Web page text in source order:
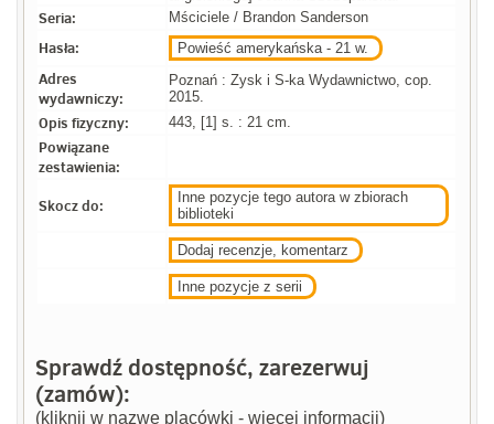
Seria: Mściciele / Brandon Sanderson
Hasła: Powieść amerykańska - 21 w.
Adres
wydawniczy:
Poznań : Zysk i S-ka Wydawnictwo, cop.
2015.
Opis fizyczny: 443, [1] s. : 21 cm.
Powiązane
zestawienia:
Skocz do:
Inne pozycje tego autora w zbiorach
biblioteki
Dodaj recenzje, komentarz
Inne pozycje z serii
Sprawdź dostępność, zarezerwuj
(zamów):
(kliknij w nazwę placówki - więcej informacji)